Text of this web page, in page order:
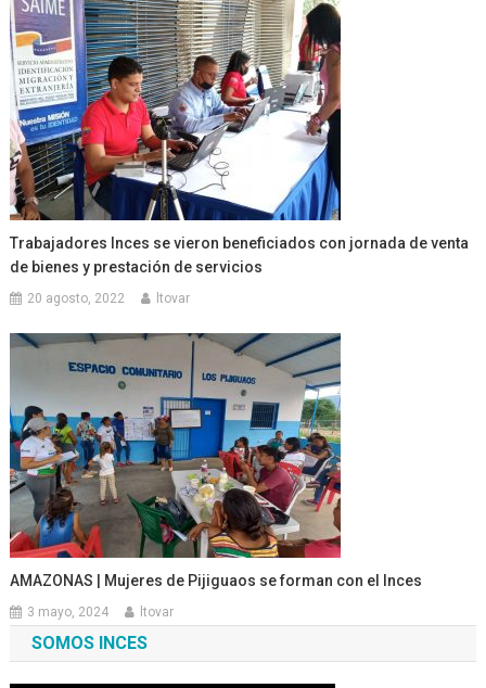
Trabajadores Inces se vieron beneficiados con jornada de venta
de bienes y prestación de servicios
20 agosto, 2022 ltovar
AMAZONAS | Mujeres de Pijiguaos se forman con el Inces
3 mayo, 2024 ltovar
SOMOS INCES